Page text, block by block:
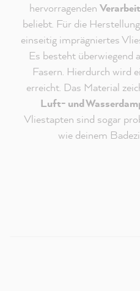
hervorragenden
beliebt. Für die
einseitig imprägniertes
Es besteht
Fasern. Hierdurch wird
erreicht. Das Material
Luft- und
Vliestapten sind sogar
wie deinem
Redaktioneller